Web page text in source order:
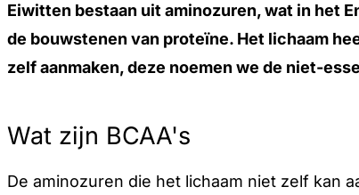
Eiwitten bestaan uit aminozuren, wat in het
de bouwstenen van proteïne. Het lichaam
zelf aanmaken, deze noemen we de niet-
Wat zijn BCAA's
De aminozuren die het lichaam niet zelf kan